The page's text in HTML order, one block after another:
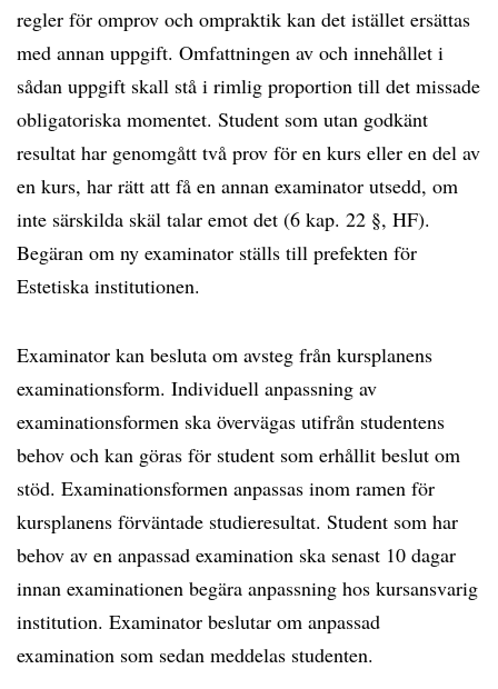
regler för omprov och ompraktik kan det istället ersättas
med annan uppgift. Omfattningen av och innehållet i
sådan uppgift skall stå i rimlig proportion till det missade
obligatoriska momentet. Student som utan godkänt
resultat har genomgått två prov för en kurs eller en del av
en kurs, har rätt att få en annan examinator utsedd, om
inte särskilda skäl talar emot det (6 kap. 22 §, HF).
Begäran om ny examinator ställs till prefekten för
Estetiska institutionen.
Examinator kan besluta om avsteg från kursplanens
examinationsform. Individuell anpassning av
examinationsformen ska övervägas utifrån studentens
behov och kan göras för student som erhållit beslut om
stöd. Examinationsformen anpassas inom ramen för
kursplanens förväntade studieresultat. Student som har
behov av en anpassad examination ska senast 10 dagar
innan examinationen begära anpassning hos kursansvarig
institution. Examinator beslutar om anpassad
examination som sedan meddelas studenten.